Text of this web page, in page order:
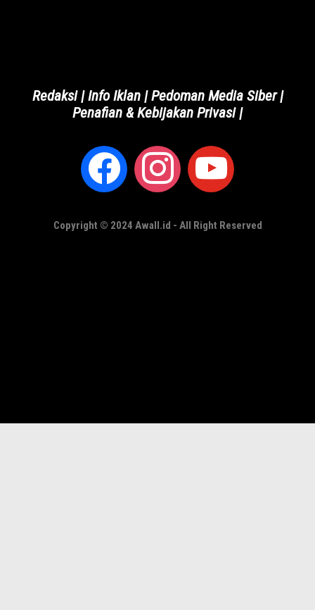
Redaksi |Info Iklan|Pedoman Media Siber|
Penafian & Kebijakan Privasi|
Copyright © 2024 Awall.id - All Right Reserved